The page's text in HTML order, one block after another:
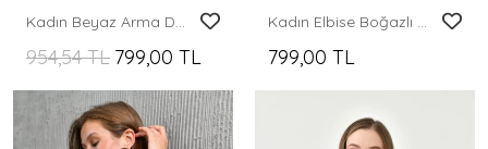
Kadın Beyaz Arma Detaylı Garnili Şardonlu İkili Takım
954,54 TL 799,00 TL
Kadın Elbise Boğazlı Bel Kemerli Midi Boy Yırtmaçlı Triko Elbise Kiremit - 224505
799,00 TL